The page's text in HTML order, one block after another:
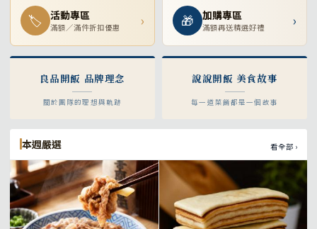
🏷 活動專區
滿額／滿件折扣優惠 › 🎁 加購專區
滿額再送精選好禮 ›
良品開飯 品牌理念
關於團隊的理想與軌跡
說說開飯 美食故事
每一道菜餚都是一個故事
本週嚴選 看全部 ›